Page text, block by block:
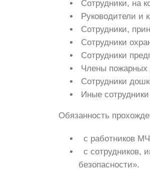
Сотрудники, на
Руководители и
Сотрудники,
Сотрудники
Сотрудники
Члены пожарных
Сотрудники
Иные
Обязанность
с работников
с сотрудников,
безопасности».